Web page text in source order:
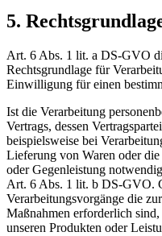
5.
Art. 6 Abs. 1 lit. a DS-GVO
Rechtsgrundlage für
Einwilligung für einen
Ist die Verarbeitung
Vertrags, dessen
beispielsweise bei
Lieferung von Waren oder
oder Gegenleistung
Art. 6 Abs. 1 lit. b DS-GVO.
Verarbeitungsvorgänge die
Maßnahmen erforderlich
unseren Produkten oder